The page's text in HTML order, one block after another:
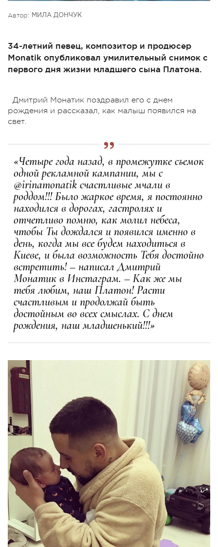
Автор: МИЛА ДОНЧУК
34-летний певец, композитор и продюсер
Monatik опубликовал умилительный снимок с
первого дня жизни младшего сына Платона.
Дмитрий Монатик поздравил его с днем
рождения и рассказал, как малыш появился на
свет.
«Четыре года назад, в промежутке съемок
одной рекламной кампании, мы с
@irinamonatik счастливые мчали в
роддом!!! Было жаркое время, я постоянно
находился в дорогах, гастролях и
отчетливо помню, как молил небеса,
чтобы Ты дождался и появился именно в
день, когда мы все будем находиться в
Киеве, и была возможность Тебя достойно
встретить! – написал Дмитрий
Монатик в Инстаграм. – Как же мы
тебя любим, наш Платон! Расти
счастливым и продолжай быть
достойным во всех смыслах. С днем
рождения, наш младшенький!!!»